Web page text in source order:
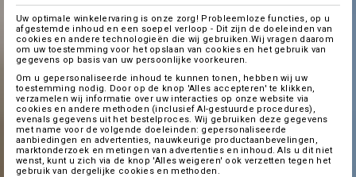
Uw optimale winkelervaring is onze zorg! Probleemloze functies, op u
afgestemde inhoud en een soepel verloop - Dit zijn de doeleinden van
cookies en andere technologieën die wij gebruiken.Wij vragen daarom
om uw toestemming voor het opslaan van cookies en het gebruik van
gegevens op basis van uw persoonlijke voorkeuren.
Om u gepersonaliseerde inhoud te kunnen tonen, hebben wij uw
toestemming nodig. Door op de knop 'Alles accepteren' te klikken,
verzamelen wij informatie over uw interacties op onze website via
cookies en andere methoden (inclusief AI-gestuurde procedures),
evenals gegevens uit het bestelproces. Wij gebruiken deze gegevens
met name voor de volgende doeleinden: gepersonaliseerde
aanbiedingen en advertenties, nauwkeurige productaanbevelingen,
marktonderzoek en metingen van advertenties en inhoud. Als u dit niet
wenst, kunt u zich via de knop 'Alles weigeren' ook verzetten tegen het
gebruik van dergelijke cookies en methoden.